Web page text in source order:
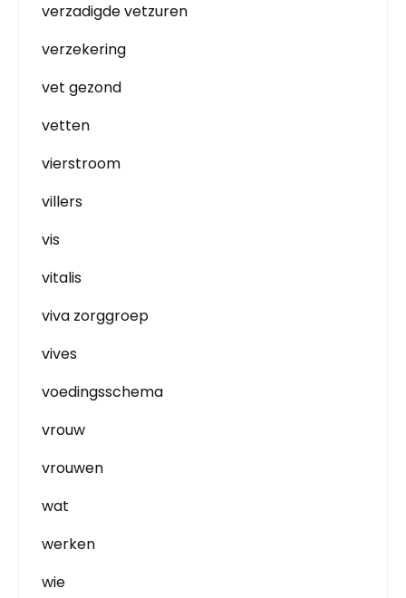
verzadigde vetzuren
verzekering
vet gezond
vetten
vierstroom
villers
vis
vitalis
viva zorggroep
vives
voedingsschema
vrouw
vrouwen
wat
werken
wie